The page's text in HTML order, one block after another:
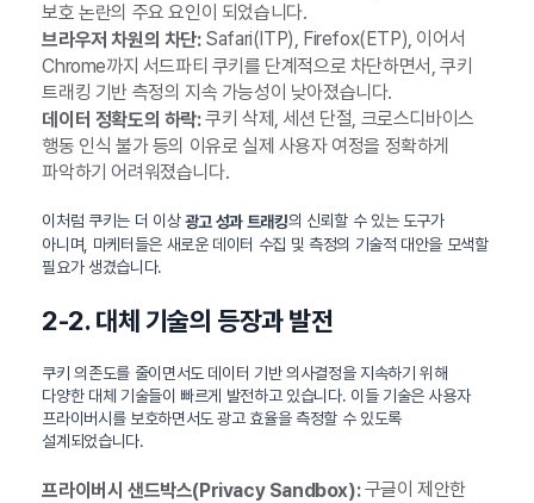
보호 논란의 주요 요인이 되었습니다.
브라우저 차원의 차단:Safari(ITP), Firefox(ETP), 이어서
Chrome까지 서드파티 쿠키를 단계적으로 차단하면서, 쿠키
트래킹 기반 측정의 지속 가능성이 낮아졌습니다.
데이터 정확도의 하락:쿠키 삭제, 세션 단절, 크로스디바이스
행동 인식 불가 등의 이유로 실제 사용자 여정을 정확하게
파악하기 어려워졌습니다.
이처럼 쿠키는 더 이상광고 성과 트래킹의 신뢰할 수 있는 도구가
아니며, 마케터들은 새로운 데이터 수집 및 측정의 기술적 대안을 모색할
필요가 생겼습니다.
2-2. 대체 기술의 등장과 발전
쿠키 의존도를 줄이면서도 데이터 기반 의사결정을 지속하기 위해
다양한 대체 기술들이 빠르게 발전하고 있습니다. 이들 기술은 사용자
프라이버시를 보호하면서도 광고 효율을 측정할 수 있도록
설계되었습니다.
프라이버시 샌드박스(Privacy Sandbox):구글이 제안한